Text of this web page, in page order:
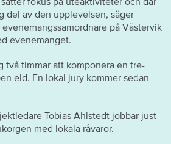
del av den upplevelsen, säger
på Västervik
evenemanget.
två timmar att komponera en tre-
eld. En lokal jury kommer sedan
Tobias Ahlstedt jobbar just
med lokala råvaror.